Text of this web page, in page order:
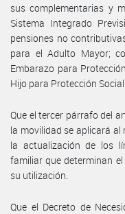
sus complementarias y
Sistema Integrado
pensiones no
para el Adulto Mayor;
Embarazo para
Hijo para Protección Social.
Que el tercer párrafo del
la movilidad se aplicará
la actualización de los
familiar que determinan
su utilización.
Que el Decreto de